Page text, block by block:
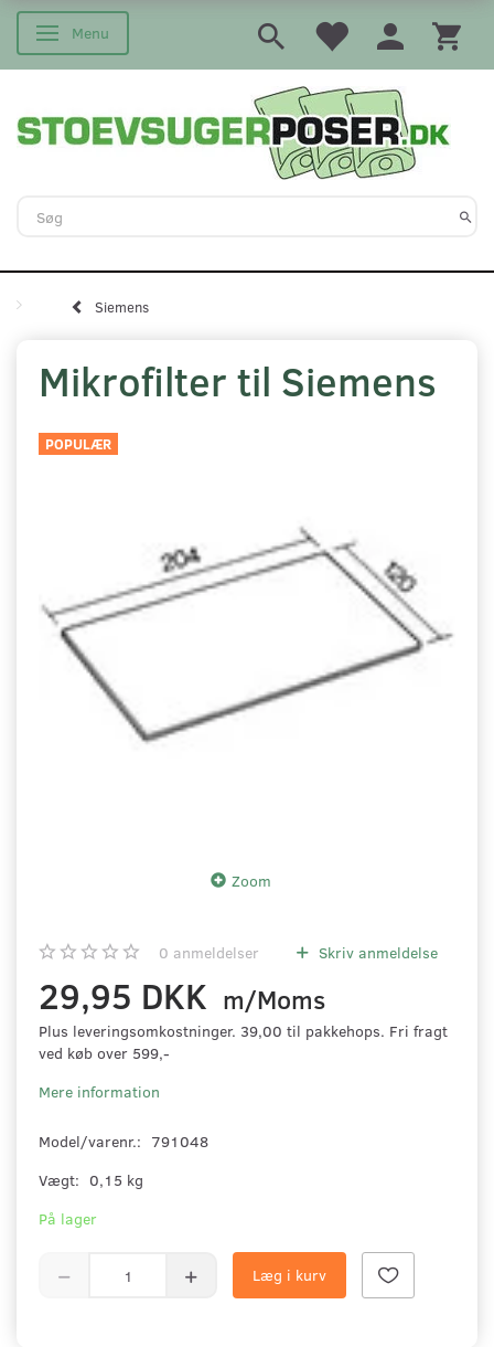
Skifte navigation
Menu
Siemens
Mikrofilter til Siemens
POPULÆR
Zoom
0 anmeldelser Skriv anmeldelse
29,95 DKK m/Moms
Plus leveringsomkostninger. 39,00 til pakkehops. Fri fragt
ved køb over 599,-
Mere information
Model/varenr.: 791048
Vægt: 0,15 kg
På lager
Læg i kurv